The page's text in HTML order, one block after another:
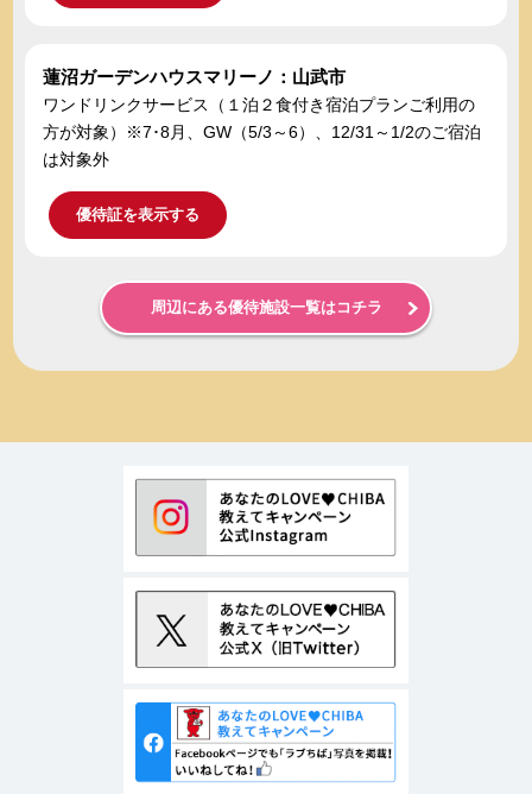
蓮沼ガーデンハウスマリーノ：山武市
ワンドリンクサービス（１泊２食付き宿泊プランご利用の
方が対象）※7･8月、GW（5/3～6）、12/31～1/2のご宿泊
は対象外
優待証を表示する
周辺にある優待施設一覧はコチラ